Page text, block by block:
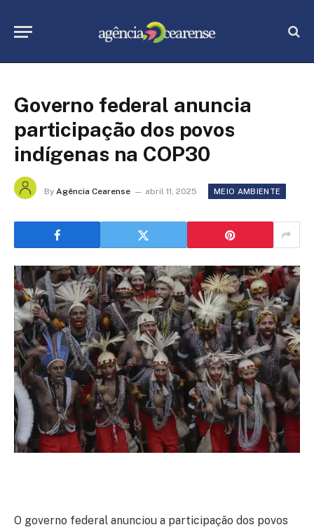
Governo federal anuncia
participação dos povos
indígenas na COP30
By Agência Cearense abril 11, 2025 MEIO AMBIENTE
O governo federal anunciou a participação dos povos